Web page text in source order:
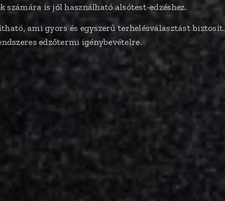
számára is jól használható alsótest-edzéshez.
ami gyors és egyszerű terhelésválasztást biztosít.
edzőtermi igénybevételre.